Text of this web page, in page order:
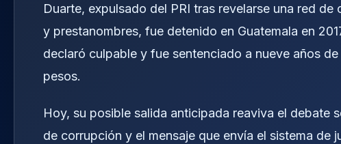
Duarte, expulsado del PRI tras revelarse una red
y prestanombres, fue detenido en Guatemala en
declaró culpable y fue sentenciado a nueve años
pesos.
Hoy, su posible salida anticipada reaviva el debate
de corrupción y el mensaje que envía el sistema